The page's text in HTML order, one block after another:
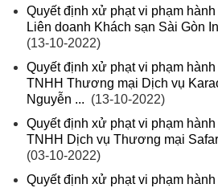
Quyết định xử phạt vi phạm
Liên doanh Khách sạn Sài Gòn
(13-10-2022)
Quyết định xử phạt vi phạm
TNHH Thương mại Dịch vụ
Nguyễn ... (13-10-2022)
Quyết định xử phạt vi phạm
TNHH Dịch vụ Thương mại
(03-10-2022)
Quyết định xử phạt vi phạm